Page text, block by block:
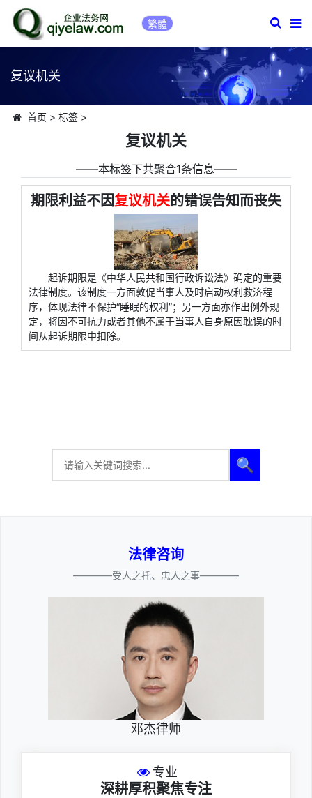
繁體
复议机关
首页 > 标签>
复议机关
――本标签下共聚合1条信息――
期限利益不因复议机关的错误告知而丧失
起诉期限是《中华人民共和国行政诉讼法》确定的重要
法律制度。该制度一方面敦促当事人及时启动权利救济程
序，体现法律不保护“睡眠的权利”；另一方面亦作出例外规
定，将因不可抗力或者其他不属于当事人自身原因耽误的时
间从起诉期限中扣除。
🔍
法律咨询
————受人之托、忠人之事————
邓杰律师
专业
深耕厚积聚焦专注